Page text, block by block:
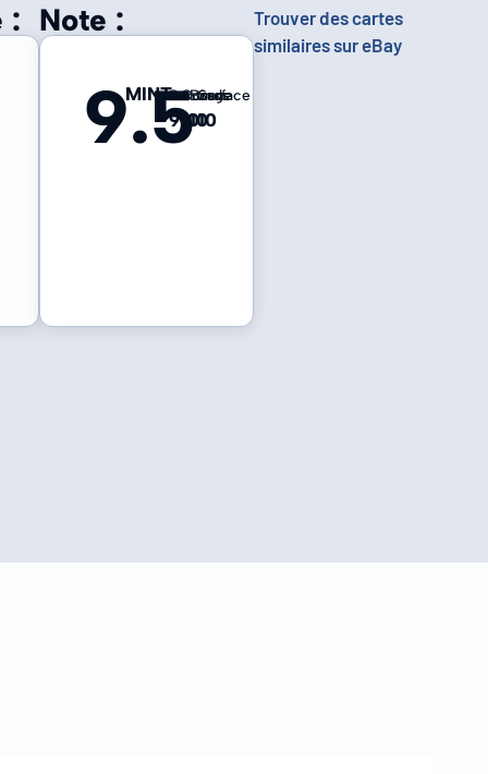
: Note :
9.5
MINTCentrage
9
Coins
10
Bords
10
Surface
10
Trouver des cartes
similaires sur eBay